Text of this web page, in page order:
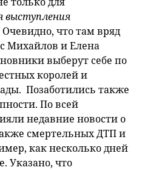
выступления
Очевидно, что там вряд
Михайлов и Елена
выберут себе по
королей и
Позаботились также
По всей
недавние новости о
смертельных ДТП и
как несколько дней
Указано, что